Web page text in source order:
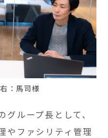
：馬司様
グループ長として、
やファシリティ管理